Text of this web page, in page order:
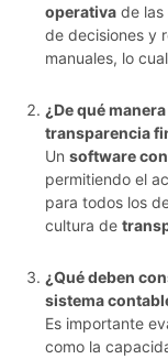
operativa de las
de decisiones y
manuales, lo
¿De qué
transparencia
Un software
permitiendo el
para todos los
cultura de
¿Qué deben
sistema
Es importante
como la